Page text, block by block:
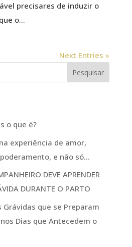
precisares de induzir o
o...
Next Entries »
Pesquisar
o que é?
experiência de amor,
e não só…
DEVE APRENDER
DURANTE O PARTO
Grávidas que se Preparam
Dias que Antecedem o